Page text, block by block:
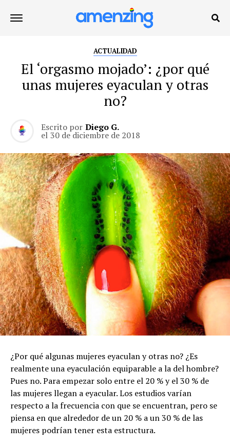
ACTUALIDAD
El ‘orgasmo mojado’: ¿por qué
unas mujeres eyaculan y otras
no?
Escrito por Diego G.
el 30 de diciembre de 2018
¿Por qué algunas mujeres eyaculan y otras no? ¿Es
realmente una eyaculación equiparable a la del hombre?
Pues no. Para empezar solo entre el 20 % y el 30 % de
las mujeres llegan a eyacular. Los estudios varían
respecto a la frecuencia con que se encuentran, pero se
piensa en que alrededor de un 20 % a un 30 % de las
mujeres podrían tener esta estructura.